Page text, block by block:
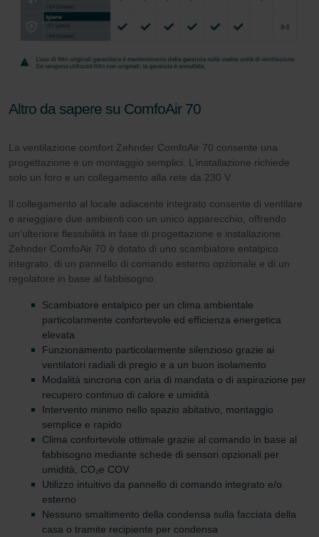
danych Zehnder
Zehnder Group UK Limited: Privacy Policy
Altro da sapere su ComfoAir 70
La ventilazione comfort Zehnder ComfoAir 70 consente una
progettazione e un montaggio semplici. L’installazione richiede
solo un foro e un collegamento alla rete da 230 V.
Il collegamento al locale adiacente integrato consente di ventilare
e arieggiare due ambienti con un unico apparecchio, offrendo
un’ulteriore flessibilità in fase di progettazione e installazione.
Zehnder ComfoAir 70 è dotato di uno scambiatore entalpico
integrato, di un pannello di comando esterno opzionale e di un
regolatore in base al fabbisogno.
Scambiatore entalpico per un clima ambientale
particolarmente confortevole ed efficienza energetica
elevata
Funzionamento particolarmente silenzioso grazie ai
ventilatori radiali di pregio e a un buon isolamento
Modalità sincrona con aria di mandata o di aspirazione per
recupero continuo di calore e umidità
Intervento minimo nello spazio abitativo, montaggio
semplice e rapido
Clima confortevole ottimale grazie al comando in base al
fabbisogno mediante schede di sensori opzionali per
umidità, CO₂e COV
Utilizzo intuitivo da pannello di comando integrato e/o
esterno
Nessuno smaltimento della condensa sulla facciata della
casa o tramite recipiente per condensa